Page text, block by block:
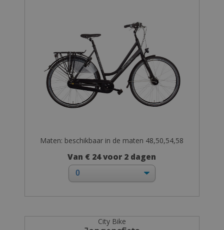
Maten: beschikbaar in de maten 48,50,54,58
Van € 24 voor 2 dagen
City Bike